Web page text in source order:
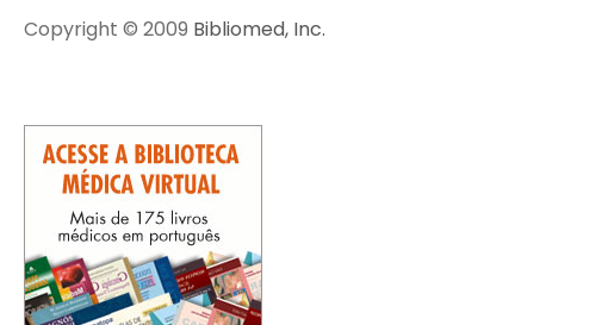
Copyright © 2009 Bibliomed, Inc.